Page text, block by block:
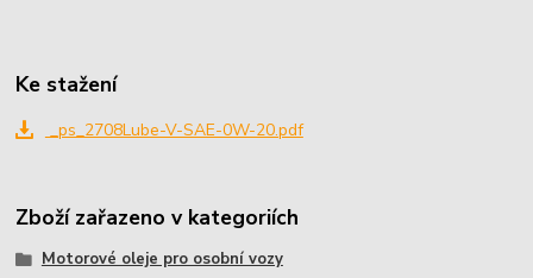
Ke stažení
_ps_2708Lube-V-SAE-0W-20.pdf
Zboží zařazeno v kategoriích
Motorové oleje pro osobní vozy